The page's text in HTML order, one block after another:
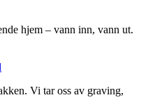
hjem – vann inn, vann ut.
Vi tar oss av graving,